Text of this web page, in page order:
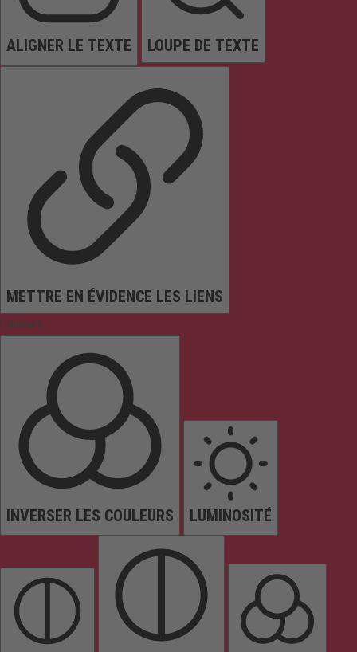
ALIGNER LE TEXTE LOUPE DE TEXTE
METTRE EN ÉVIDENCE LES LIENS
Couleurs
INVERSER LES COULEURS LUMINOSITÉ